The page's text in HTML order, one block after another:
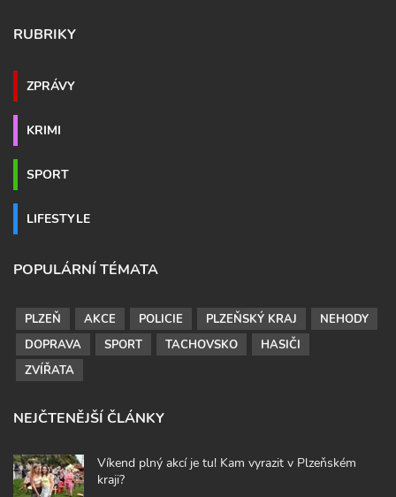
RUBRIKY
ZPRÁVY
KRIMI
SPORT
LIFESTYLE
POPULÁRNÍ TÉMATA
PLZEŇ AKCE POLICIE PLZEŇSKÝ KRAJ
NEHODY
DOPRAVA
SPORT TACHOVSKO
HASIČI
ZVÍŘATA
NEJČTENĚJŠÍ ČLÁNKY
Víkend plný akcí je tu! Kam vyrazit v Plzeňském
kraji?